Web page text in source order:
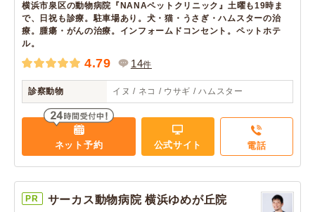
横浜市泉区の動物病院『NANAペットクリニック』土曜も19時ま
で、日祝も診療。駐車場あり。犬・猫・うさぎ・ハムスターの治
療。腫瘍・がんの治療。インフォームドコンセント。ペットホテ
ル。
4.79 14件
診察動物 イヌ / ネコ / ウサギ / ハムスター
ネット予約 公式サイト 電話
PR サーカス動物病院 横浜ゆめが丘院